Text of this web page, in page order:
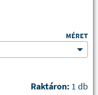
MÉRET
Raktáron: 1 db